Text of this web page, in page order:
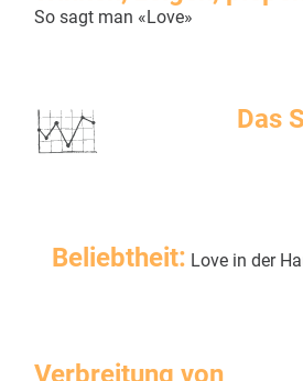
So sagt man «Love»
Das
Beliebtheit: Love in der
Verbreitung von